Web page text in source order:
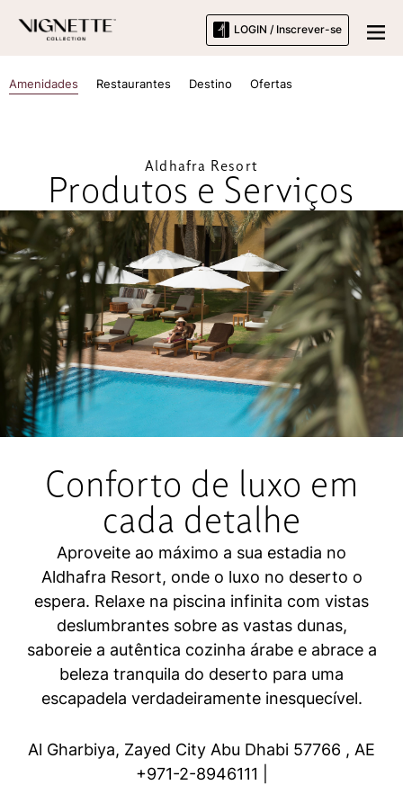
LOGIN / Inscrever-se
Amenidades Restaurantes Destino Ofertas
Aldhafra Resort
Produtos e Serviços
Conforto de luxo em
cada detalhe
Aproveite ao máximo a sua estadia no
Aldhafra Resort, onde o luxo no deserto o
espera. Relaxe na piscina infinita com vistas
deslumbrantes sobre as vastas dunas,
saboreie a autêntica cozinha árabe e abrace a
beleza tranquila do deserto para uma
escapadela verdadeiramente inesquecível.
Al Gharbiya, Zayed City Abu Dhabi 57766 , AE
+971-2-8946111